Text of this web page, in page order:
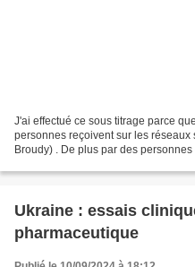
J'ai effectué ce sous titrage parce
personnes reçoivent sur les réseaux
Broudy) . De plus par des personnes
Ukraine : essais
pharmaceutique